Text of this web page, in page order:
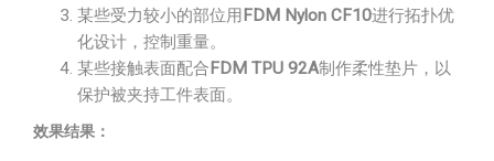
某些受力较小的部位用 FDM Nylon CF10进行拓扑优
化设计，控制重量。
某些接触表面配合FDM TPU 92A制作柔性垫片，以
保护被夹持工件表面。
效果结果：